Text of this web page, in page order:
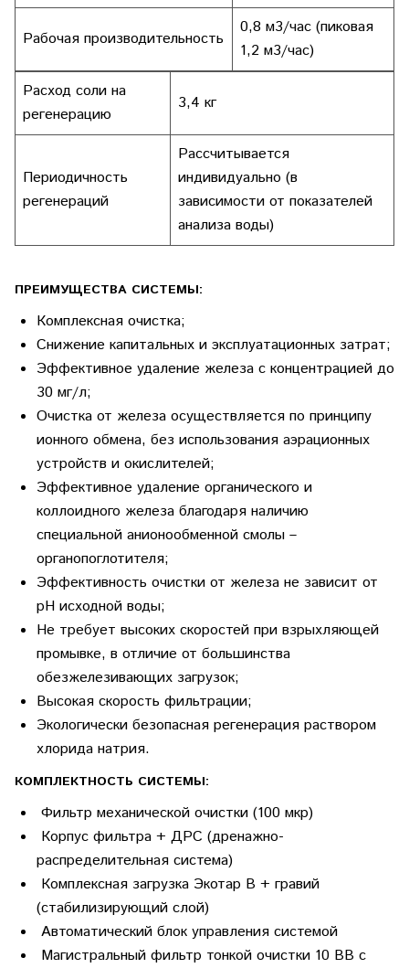
Рабочая производительность
0,8 м3/час (пиковая
1,2 м3/час)
Расход соли на
регенерацию
3,4 кг
Периодичность
регенераций
Рассчитывается
индивидуально (в
зависимости от показателей
анализа воды)
ПРЕИМУЩЕСТВА СИСТЕМЫ:
Комплексная очистка;
Снижение капитальных и эксплуатационных затрат;
Эффективное удаление железа с концентрацией до
30 мг/л;
Очистка от железа осуществляется по принципу
ионного обмена, без использования аэрационных
устройств и окислителей;
Эффективное удаление органического и
коллоидного железа благодаря наличию
специальной анионообменной смолы –
органопоглотителя;
Эффективность очистки от железа не зависит от
рН исходной воды;
Не требует высоких скоростей при взрыхляющей
промывке, в отличие от большинства
обезжелезивающих загрузок;
Высокая скорость фильтрации;
Экологически безопасная регенерация раствором
хлорида натрия.
КОМПЛЕКТНОСТЬ СИСТЕМЫ:
Фильтр механической очистки (100 мкр)
Корпус фильтра + ДРС (дренажно-
распределительная система)
Комплексная загрузка Экотар B + гравий
(стабилизирующий слой)
Автоматический блок управления системой
Магистральный фильтр тонкой очистки 10 BB c